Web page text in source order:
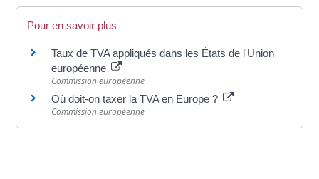
Pour en savoir plus
Taux de TVA appliqués dans les États de l'Union
européenne
Commission européenne
Où doit-on taxer la TVA en Europe ?
Commission européenne